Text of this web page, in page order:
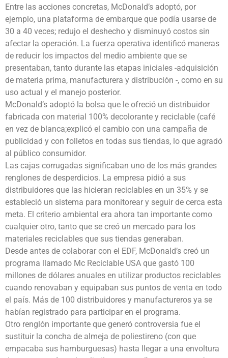
Entre las acciones concretas, McDonald’s adoptó, por
ejemplo, una plataforma de embarque que podía usarse de
30 a 40 veces; redujo el deshecho y disminuyó costos sin
afectar la operación. La fuerza operativa identificó maneras
de reducir los impactos del medio ambiente que se
presentaban, tanto durante las etapas iniciales -adquisición
de materia prima, manufacturera y distribución -, como en su
uso actual y el manejo posterior.
McDonald’s adoptó la bolsa que le ofreció un distribuidor
fabricada con material 100% decolorante y reciclable (café
en vez de blanca;explicó el cambio con una campaña de
publicidad y con folletos en todas sus tiendas, lo que agradó
al público consumidor.
Las cajas corrugadas significaban uno de los más grandes
renglones de desperdicios. La empresa pidió a sus
distribuidores que las hicieran reciclables en un 35% y se
estableció un sistema para monitorear y seguir de cerca esta
meta. El criterio ambiental era ahora tan importante como
cualquier otro, tanto que se creó un mercado para los
materiales reciclables que sus tiendas generaban.
Desde antes de colaborar con el EDF, McDonald’s creó un
programa llamado Mc Reciclable USA que gastó 100
millones de dólares anuales en utilizar productos reciclables
cuando renovaban y equipaban sus puntos de venta en todo
el país. Más de 100 distribuidores y manufactureros ya se
habían registrado para participar en el programa.
Otro renglón importante que generó controversia fue el
sustituir la concha de almeja de poliestireno (con que
empacaba sus hamburguesas) hasta llegar a una envoltura